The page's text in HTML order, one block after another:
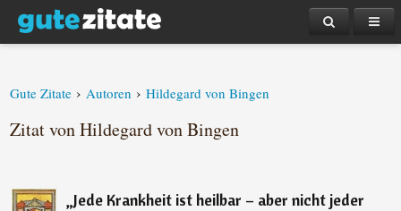
Gute Zitate › Autoren › Hildegard von Bingen
Zitat von Hildegard von Bingen
„Jede Krankheit ist heilbar – aber nicht jeder